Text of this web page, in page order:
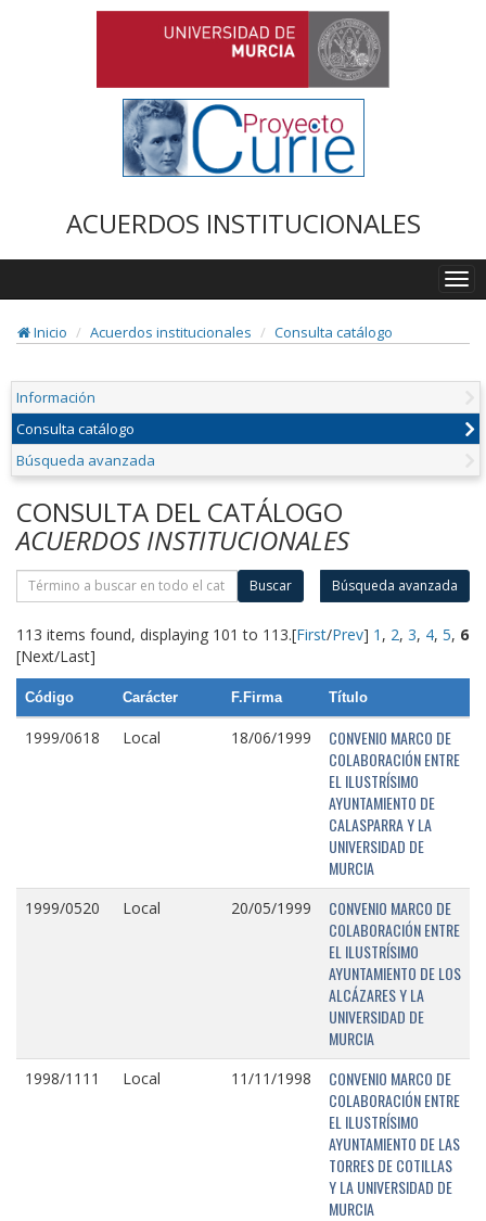
ACUERDOS INSTITUCIONALES
Inicio
Acuerdos institucionales Consulta catálogo
Información
Consulta catálogo
Búsqueda avanzada
CONSULTA DEL CATÁLOGO
ACUERDOS INSTITUCIONALES
Buscar Búsqueda avanzada
113 items found, displaying 101 to 113.[First/Prev] 1 , 2, 3, 4, 5, 6
[Next/Last]
Código Carácter F.Firma Título
1999/0618 Local 18/06/1999
CONVENIO MARCO DE
COLABORACIÓN ENTRE
EL ILUSTRÍSIMO
AYUNTAMIENTO DE
CALASPARRA Y LA
UNIVERSIDAD DE
MURCIA
1999/0520 Local 20/05/1999
CONVENIO MARCO DE
COLABORACIÓN ENTRE
EL ILUSTRÍSIMO
AYUNTAMIENTO DE LOS
ALCÁZARES Y LA
UNIVERSIDAD DE
MURCIA
1998/1111 Local 11/11/1998
CONVENIO MARCO DE
COLABORACIÓN ENTRE
EL ILUSTRÍSIMO
AYUNTAMIENTO DE LAS
TORRES DE COTILLAS
Y LA UNIVERSIDAD DE
MURCIA